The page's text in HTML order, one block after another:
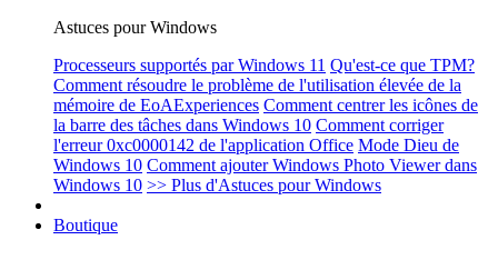
Astuces pour Windows
Processeurs supportés par Windows 11 Qu'est-ce que TPM?
Comment résoudre le problème de l'utilisation élevée de la
mémoire de EoAExperiences Comment centrer les icônes de
la barre des tâches dans Windows 10 Comment corriger
l'erreur 0xc0000142 de l'application Office Mode Dieu de
Windows 10 Comment ajouter Windows Photo Viewer dans
Windows 10 >> Plus d'Astuces pour Windows
Boutique